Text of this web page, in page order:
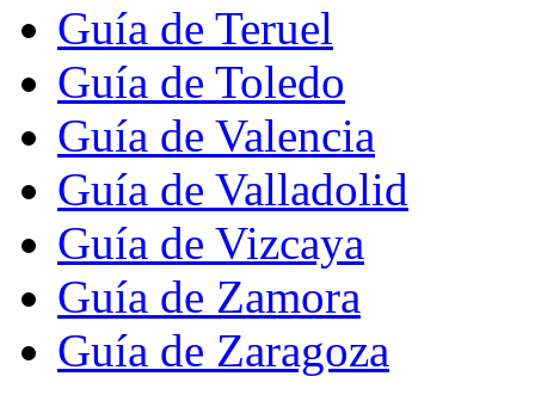
Guía de Teruel
Guía de Toledo
Guía de Valencia
Guía de Valladolid
Guía de Vizcaya
Guía de Zamora
Guía de Zaragoza